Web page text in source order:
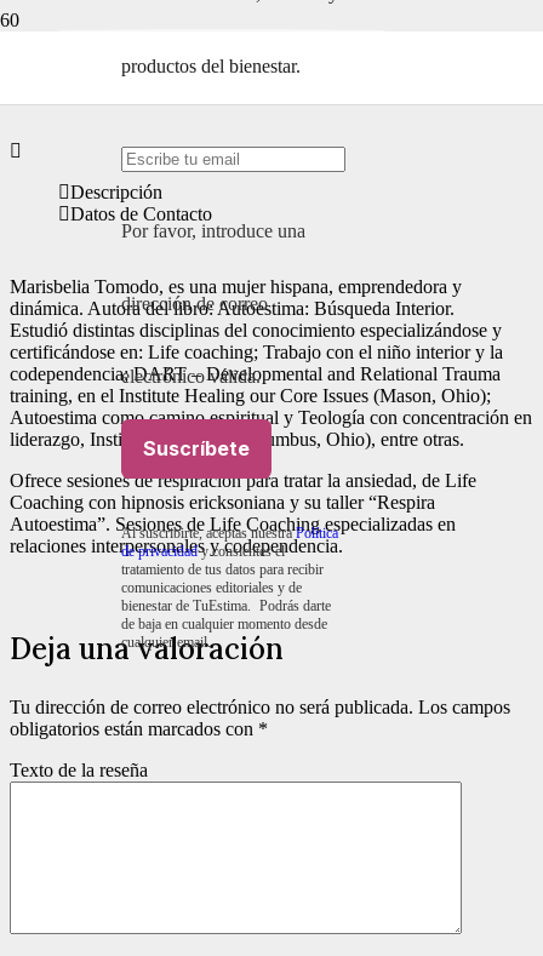
productos del bienestar.
Por favor, introduce una
dirección de correo
electrónico válida.
Suscríbete
Al suscribirte, aceptas nuestraPolítica
de privacidady consientes el
tratamiento de tus datos para recibir
comunicaciones editoriales y de
bienestar de TuEstima. Podrás darte
de baja en cualquier momento desde
cualquier email.
Categorías de emprendedores:
Descripción
Datos de Contacto
Marisbelia Tomodo, es una mujer hispana, emprendedora y
dinámica. Autora del libro: Autoestima: Búsqueda Interior.
Estudió distintas disciplinas del conocimiento especializándose y
certificándose en: Life coaching; Trabajo con el niño interior y la
codependencia; DART – Developmental and Relational Trauma
training, en el Institute Healing our Core Issues (Mason, Ohio);
Autoestima como camino espiritual y Teología con concentración en
liderazgo, Instituto Vineyard (Columbus, Ohio), entre otras.
Ofrece sesiones de respiración para tratar la ansiedad, de Life
Coaching con hipnosis ericksoniana y su taller “Respira
Autoestima”. Sesiones de Life Coaching especializadas en
relaciones interpersonales y codependencia.
Deja una valoración
Tu dirección de correo electrónico no será publicada. Los campos
obligatorios están marcados con *
Texto de la reseña